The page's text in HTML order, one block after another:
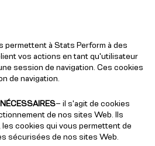
permettent à Stats Perform à des
vos actions en tant qu'utilisateur
session de navigation. Ces cookies
de navigation.
– il s'agit de cookies
de nos sites Web. Ils
les cookies qui vous permettent de
sécurisées de nos sites Web.